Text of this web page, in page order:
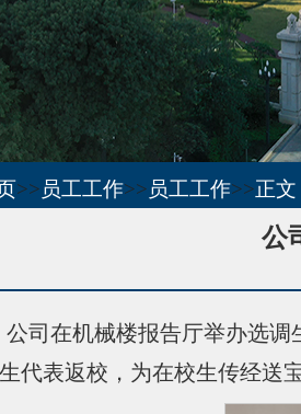
>>员工工作>>员工工作>>正文
公
公司在机械楼报告厅举办选
代表返校，为在校生传经送